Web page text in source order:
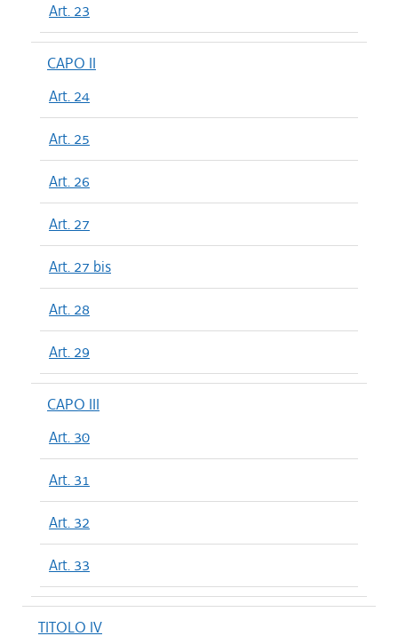
Art. 23
CAPO II
Art. 24
Art. 25
Art. 26
Art. 27
Art. 27 bis
Art. 28
Art. 29
CAPO III
Art. 30
Art. 31
Art. 32
Art. 33
TITOLO IV